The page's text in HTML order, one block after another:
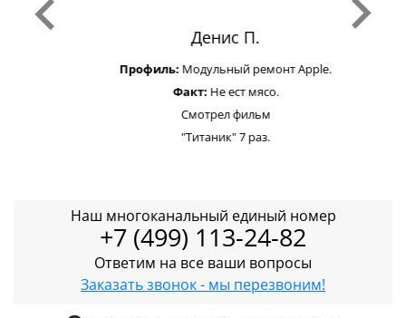
Денис П.
Профиль:Модульный ремонт Apple.
Факт:Не ест мясо.
Смотрел фильм
"Титаник" 7 раз.
Наш многоканальный единый номер
+7 (499) 113-24-82
Ответим на все ваши вопросы
Заказать звонок - мы перезвоним!